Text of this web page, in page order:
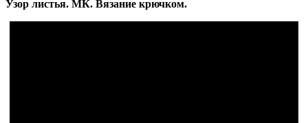
Узор листья. МК. Вязание крючком.